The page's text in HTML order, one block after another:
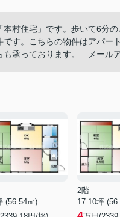
村住宅」です。歩いて6分
す。こちらの物件はアパー
も承っております。 メール
(56.54㎡)
2階
17.10坪